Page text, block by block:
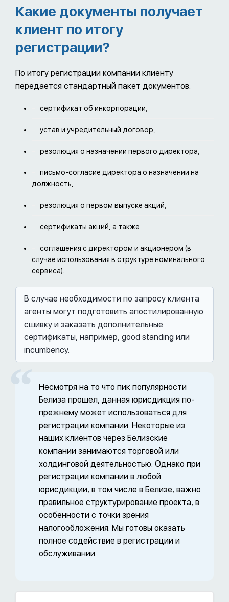
Какие документы получает
клиент по итогу
регистрации?
По итогу регистрации компании клиенту
передается стандартный пакет документов:
сертификат об инкорпорации,
устав и учредительный договор,
резолюция о назначении первого директора,
письмо-согласие директора о назначении на
должность,
резолюция о первом выпуске акций,
сертификаты акций, а также
соглашения с директором и акционером (в
случае использования в структуре номинального
сервиса).
В случае необходимости по запросу клиента
агенты могут подготовить апостилированную
сшивку и заказать дополнительные
сертификаты, например, good standing или
incumbency.
Несмотря на то что пик популярности
Белиза прошел, данная юрисдикция по-
прежнему может использоваться для
регистрации компании. Некоторые из
наших клиентов через Белизские
компании занимаются торговой или
холдинговой деятельностью. Однако при
регистрации компании в любой
юрисдикции, в том числе в Белизе, важно
правильное структурирование проекта, в
особенности с точки зрения
налогообложения. Мы готовы оказать
полное содействие в регистрации и
обслуживании.